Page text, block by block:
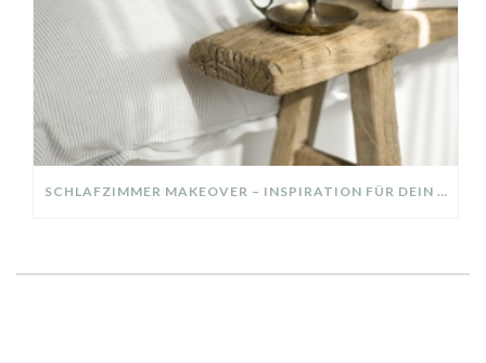
SCHLAFZIMMER MAKEOVER – INSPIRATION FÜR DEIN SCHLAFZIMMER: AUS ALT MACH NEU – HELL, GEMÜTLICH UND EINLADEND